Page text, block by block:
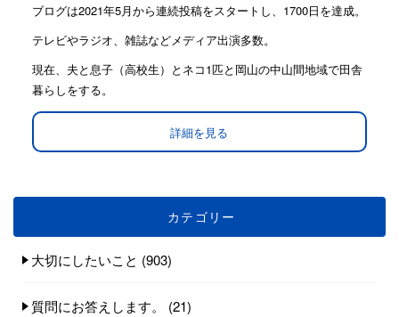
ブログは2021年5月から連続投稿をスタートし、1700日を達成。
テレビやラジオ、雑誌などメディア出演多数。
現在、夫と息子（高校生）とネコ1匹と岡山の中山間地域で田舎
暮らしをする。
詳細を見る
カテゴリー
大切にしたいこと (903)
質問にお答えします。 (21)